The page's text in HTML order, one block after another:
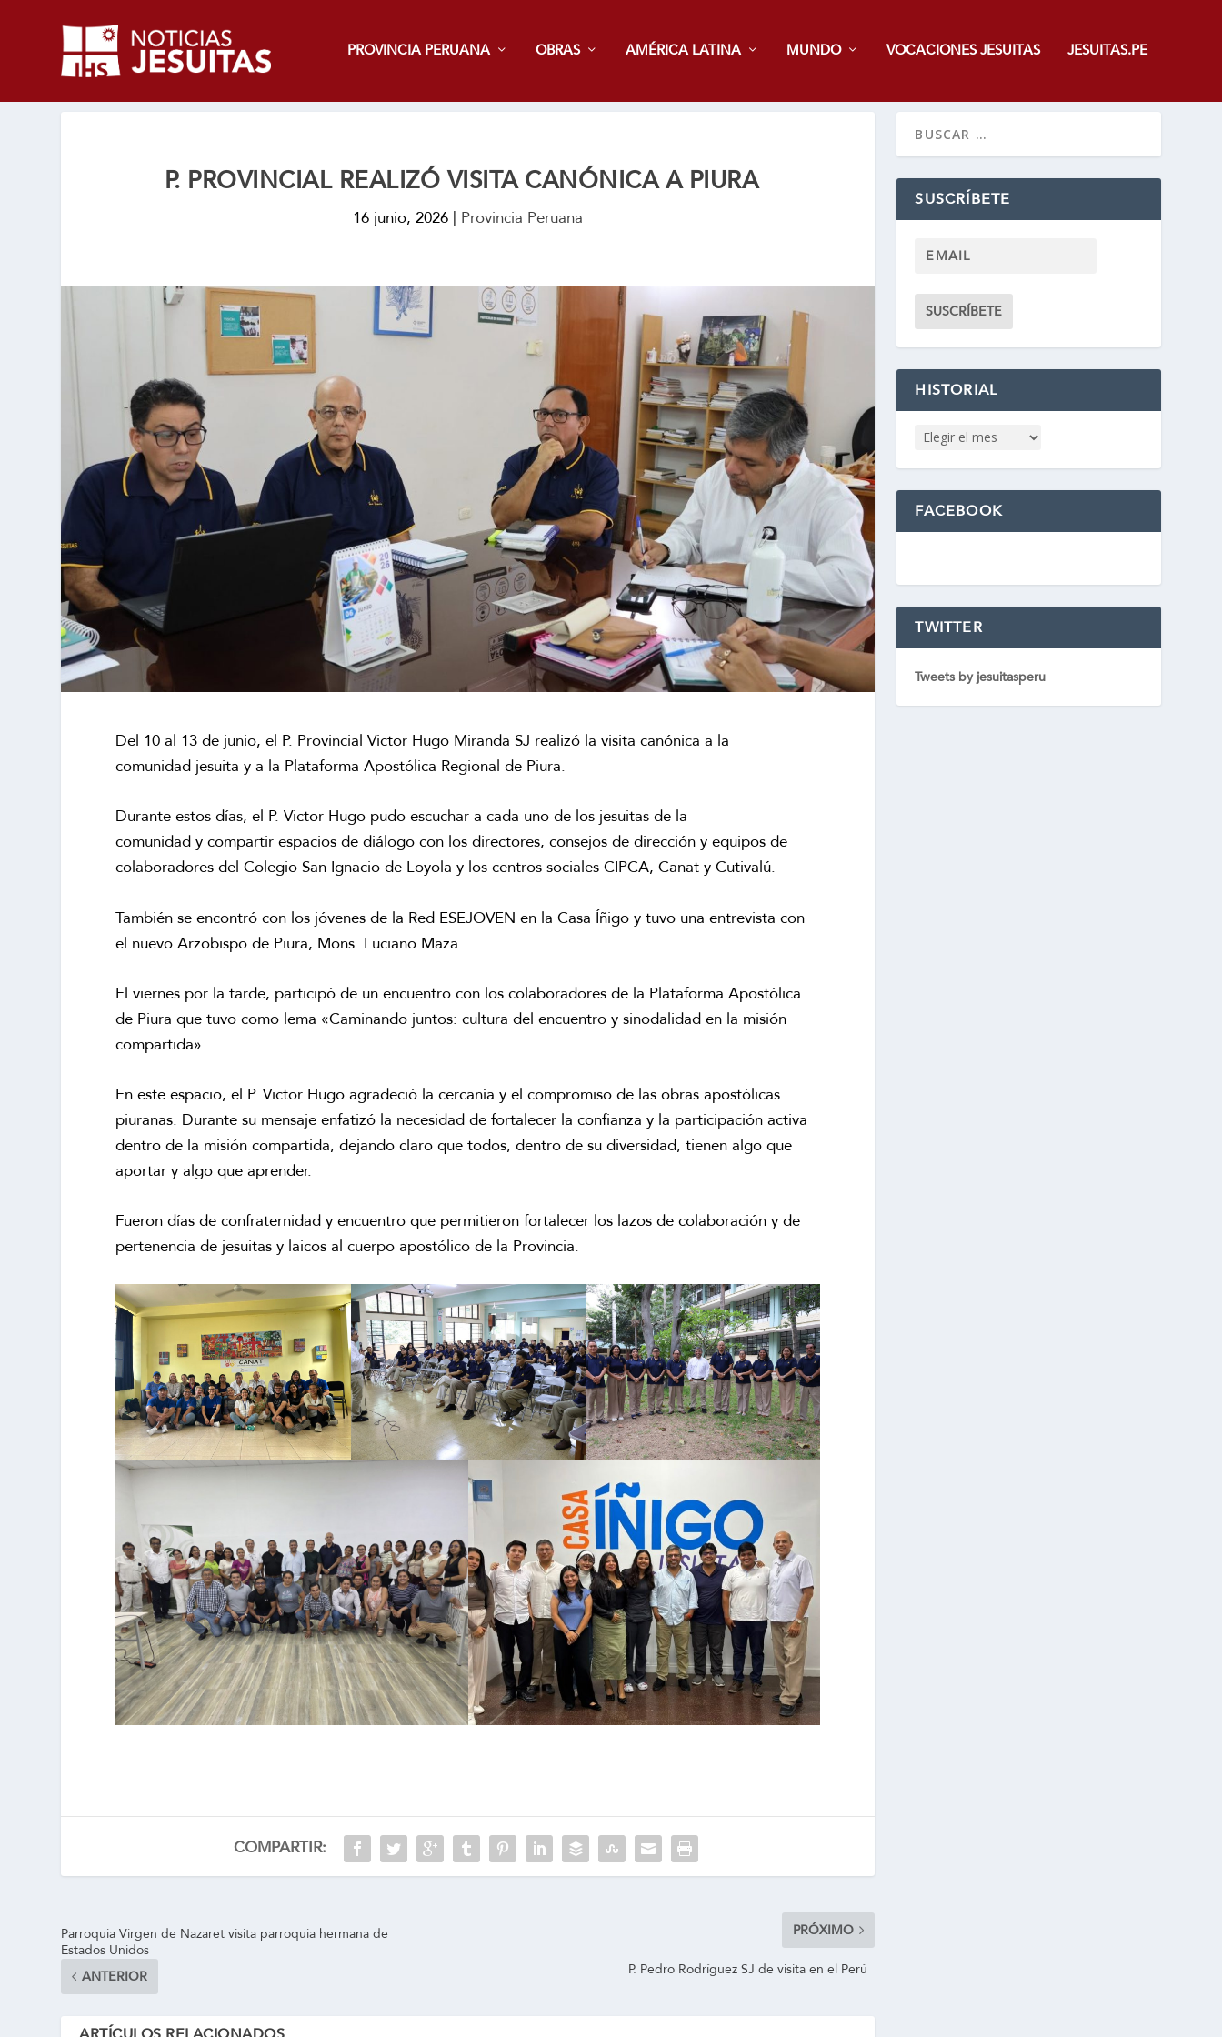
PROVINCIA PERUANA OBRAS AMÉRICA LATINA MUNDO VOCACIONES JESUITAS JESUITAS.PE
P. PROVINCIAL REALIZÓ VISITA CANÓNICA A PIURA
16 junio, 2026 | Provincia Peruana
Del 10 al 13 de junio, el P. Provincial Victor Hugo Miranda SJ realizó la visita canónica a la
comunidad jesuita y a la Plataforma Apostólica Regional de Piura.
Durante estos días, el P. Victor Hugo pudo escuchar a cada uno de los jesuitas de la
comunidad y compartir espacios de diálogo con los directores, consejos de dirección y equipos de
colaboradores del Colegio San Ignacio de Loyola y los centros sociales CIPCA, Canat y Cutivalú.
También se encontró con los jóvenes de la Red ESEJOVEN en la Casa Íñigo y tuvo una entrevista con
el nuevo Arzobispo de Piura, Mons. Luciano Maza.
El viernes por la tarde, participó de un encuentro con los colaboradores de la Plataforma Apostólica
de Piura que tuvo como lema «Caminando juntos: cultura del encuentro y sinodalidad en la misión
compartida».
En este espacio, el P. Victor Hugo agradeció la cercanía y el compromiso de las obras apostólicas
piuranas. Durante su mensaje enfatizó la necesidad de fortalecer la confianza y la participación activa
dentro de la misión compartida, dejando claro que todos, dentro de su diversidad, tienen algo que
aportar y algo que aprender.
Fueron días de confraternidad y encuentro que permitieron fortalecer los lazos de colaboración y de
pertenencia de jesuitas y laicos al cuerpo apostólico de la Provincia.
COMPARTIR:
Parroquia Virgen de Nazaret visita parroquia hermana de
Estados Unidos
ANTERIOR
PRÓXIMO
P. Pedro Rodríguez SJ de visita en el Perú
SUSCRÍBETE
HISTORIAL
FACEBOOK
TWITTER
Tweets by jesuitasperu